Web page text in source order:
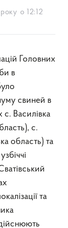
о 12:12
в
свиней в
Василівка
с.
область) та
та